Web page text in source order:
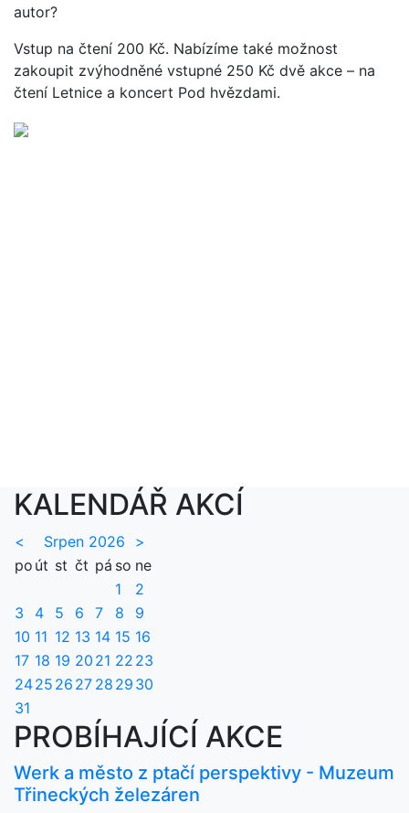
autor?
Vstup na čtení 200 Kč. Nabízíme také možnost
zakoupit zvýhodněné vstupné 250 Kč dvě akce – na
čtení Letnice a koncert Pod hvězdami.
KALENDÁŘ AKCÍ
< Srpen 2026
>
po út st čt pá so ne
1
2
3
4 5 6 7 8
9
10 11 12 13 14 15 16
17 18 19 20 21 22 23
2425 26 27 28 29 30
31
PROBÍHAJÍCÍ AKCE
Werk a město z ptačí perspektivy - Muzeum
Třineckých železáren